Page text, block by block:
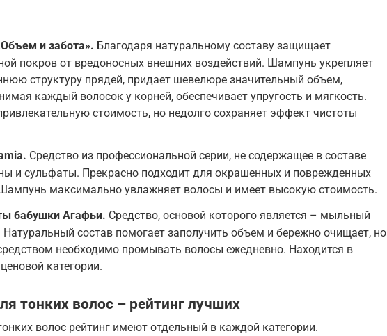
и забота». Благодаря натуральному составу защищает
покров от вредоносных внешних воздействий. Шампунь укрепляет
структуру прядей, придает шевелюре значительный объем,
каждый волосок у корней, обеспечивает упругость и мягкость.
стоимость, но недолго сохраняет эффект чистоты
Средство из профессиональной серии, не содержащее в составе
и сульфаты. Прекрасно подходит для окрашенных и поврежденных
максимально увлажняет волосы и имеет высокую стоимость.
бабушки Агафьи. Средство, основой которого является – мыльный
Натуральный состав помогает заполучить объем и бережно очищает, но
необходимо промывать волосы ежедневно. Находится в
категории.
тонких волос – рейтинг лучших
волос рейтинг имеют отдельный в каждой категории.